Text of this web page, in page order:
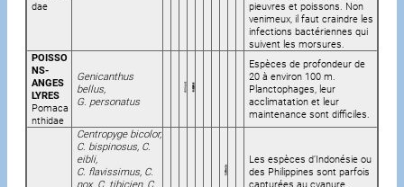
dae
pieuvres et poissons. Non
venimeux, il faut craindre les
infections bactériennes qui
suivent les morsures.
POISSO
NS-
ANGES
LYRES
Pomaca
nthidae
Genicanthus
bellus,
G. personatus
Espèces de profondeur de
20 à environ 100 m.
Planctophages, leur
acclimatation et leur
maintenance sont difficiles.
Centropyge bicolor,
C. bispinosus, C.
eibli,
C. flavissimus, C.
nox, C. tibicien, C.
Les espèces d’Indonésie ou
des Philippines sont parfois
capturées au cyanure.